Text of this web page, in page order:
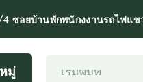
ซอยบ้านพักพนักงงานรถไฟแข
มู่